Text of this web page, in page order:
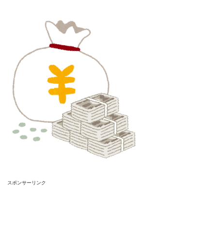
スポンサーリンク